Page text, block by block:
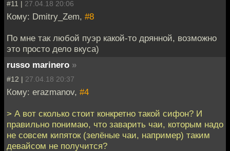
#11 | 27.04.18 20:06
Кому: Dmitry_Zem, #8
По мне так любой пуэр какой-то дрянной, возможно
это просто дело вкуса)
russo marinero »
#12 | 27.04.18 20:37
Кому: erazmanov, #4
> А вот сколько стоит конкретно такой сифон? И
правильно понимаю, что заварить чаи, которым надо
не совсем кипяток (зелёные чаи, например) таким
девайсом не получится?